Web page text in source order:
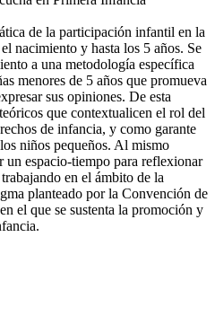
de la participación infantil en la
nacimiento y hasta los 5 años. Se
a una metodología específica
menores de 5 años que promueva
sus opiniones. De esta
que contextualicen el rol del
de infancia, y como garante
niños pequeños. Al mismo
un espacio-tiempo para reflexionar
en el ámbito de la
planteado por la Convención de
el que se sustenta la promoción y